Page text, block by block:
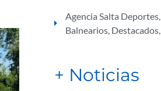
Agencia Salta Deportes,
Balnearios, Destacados,
+ Noticias